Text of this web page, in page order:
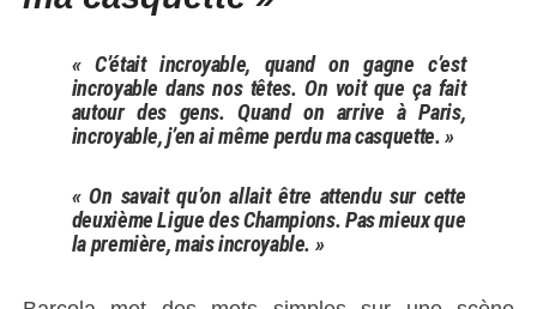
« C’était incroyable, quand on gagne c’est
incroyable dans nos têtes. On voit que ça fait
autour des gens. Quand on arrive à Paris,
incroyable, j’en ai même perdu ma casquette. »
« On savait qu’on allait être attendu sur cette
deuxième Ligue des Champions. Pas mieux que
la première, mais incroyable. »